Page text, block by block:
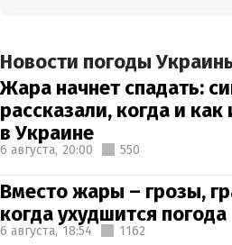
Новости погоды
Жара начнет спадать:
рассказали, когда и
в Украине
6 августа, 20:00 550
Вместо жары – грозы,
когда ухудшится погода
6 августа, 18:54 1162